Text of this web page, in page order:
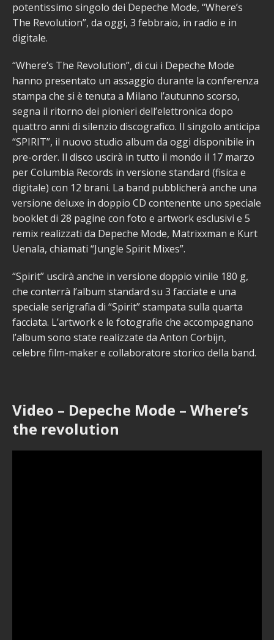
potentissimo singolo dei Depeche Mode, “Where’s
The Revolution”, da oggi, 3 febbraio, in radio e in
digitale.
“Where’s The Revolution”, di cui i Depeche Mode
hanno presentato un assaggio durante la conferenza
stampa che si è tenuta a Milano l’autunno scorso,
segna il ritorno dei pionieri dell’elettronica dopo
quattro anni di silenzio discografico. Il singolo anticipa
“SPIRIT”, il nuovo studio album da oggi disponibile in
pre-order. Il disco uscirà in tutto il mondo il 17 marzo
per Columbia Records in versione standard (fisica e
digitale) con 12 brani. La band pubblicherà anche una
versione deluxe in doppio CD contenente uno speciale
booklet di 28 pagine con foto e artwork esclusivi e 5
remix realizzati da Depeche Mode, Matrixxman e Kurt
Uenala, chiamati “Jungle Spirit Mixes”.
“Spirit” uscirà anche in versione doppio vinile 180 g,
che conterrà l’album standard su 3 facciate e una
speciale serigrafia di “Spirit” stampata sulla quarta
facciata. L’artwork e le fotografie che accompagnano
l’album sono state realizzate da Anton Corbijn,
celebre film-maker e collaboratore storico della band.
Video – Depeche Mode – Where’s
the revolution